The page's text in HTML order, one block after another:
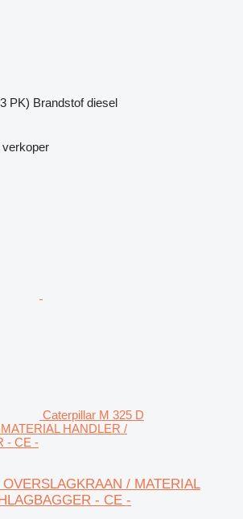
PK) Brandstof diesel
Caterpillar M 325 D
HANDLER /
- CE -
/ MATERIAL
- CE -